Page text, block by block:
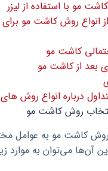
انواع روش کاشت مو
کاشت مو
بعد از کاشت مو
درباره انواع روش
روش کاشت مو
روش کاشت مو به عوامل
آن‌ها می‌توان به موارد